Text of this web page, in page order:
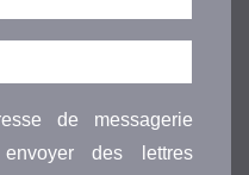
de messagerie
des lettres